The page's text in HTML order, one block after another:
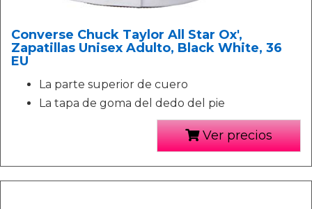
Converse Chuck Taylor All Star Ox',
Zapatillas Unisex Adulto, Black White, 36
EU
La parte superior de cuero
La tapa de goma del dedo del pie
Ver precios